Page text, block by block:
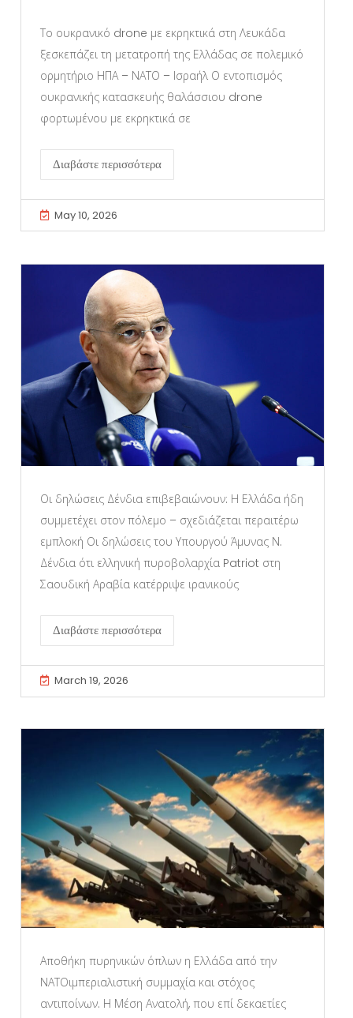
Το ουκρανικό drone με εκρηκτικά στη Λευκάδα
ξεσκεπάζει τη μετατροπή της Ελλάδας σε πολεμικό
ορμητήριο ΗΠΑ – ΝΑΤΟ – Ισραήλ Ο εντοπισμός
ουκρανικής κατασκευής θαλάσσιου drone
φορτωμένου με εκρηκτικά σε
Διαβάστε περισσότερα
May 10, 2026
Οι δηλώσεις Δένδια επιβεβαιώνουν: Η Ελλάδα ήδη
συμμετέχει στον πόλεμο – σχεδιάζεται περαιτέρω
εμπλοκή Οι δηλώσεις του Υπουργού Άμυνας Ν.
Δένδια ότι ελληνική πυροβολαρχία Patriot στη
Σαουδική Αραβία κατέρριψε ιρανικούς
Διαβάστε περισσότερα
March 19, 2026
Αποθήκη πυρηνικών όπλων η Ελλάδα από την
ΝΑΤΟιμπεριαλιστική συμμαχία και στόχος
αντιποίνων. Η Μέση Ανατολή, που επί δεκαετίες